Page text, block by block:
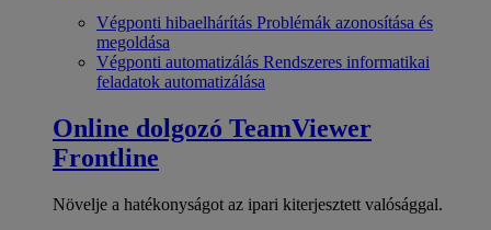
Végponti hibaelhárítás Problémák azonosítása és
megoldása
Végponti automatizálás Rendszeres informatikai
feladatok automatizálása
Online dolgozó TeamViewer
Frontline
Növelje a hatékonyságot az ipari kiterjesztett valósággal.